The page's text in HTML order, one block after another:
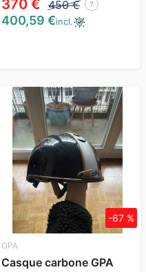
370 € 450 € ?
400,59 €incl.
GPA
Casque carbone GPA
-67 %